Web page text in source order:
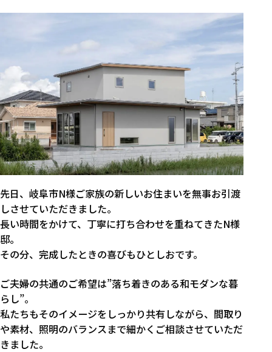
先日、岐阜市N様ご家族の新しいお住まいを無事お引渡
しさせていただきました。
長い時間をかけて、丁寧に打ち合わせを重ねてきたN様
邸。
その分、完成したときの喜びもひとしおです。
ご夫婦の共通のご希望は”落ち着きのある和モダンな暮
らし”。
私たちもそのイメージをしっかり共有しながら、間取り
や素材、照明のバランスまで細かくご相談させていただ
きました。